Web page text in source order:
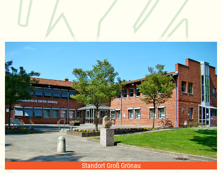
Standort Groß Grönau